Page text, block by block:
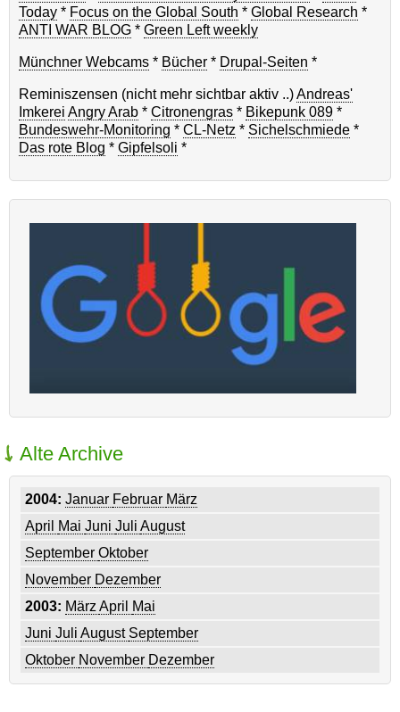
Today * Focus on the Global South * Global Research *
ANTI WAR BLOG * Green Left weekly
Münchner Webcams * Bücher * Drupal-Seiten *
Reminiszensen (nicht mehr sichtbar aktiv ..)Andreas'
Imkerei Angry Arab * Citronengras * Bikepunk 089 *
Bundeswehr-Monitoring * CL-Netz * Sichelschmiede *
Das rote Blog * Gipfelsoli *
Alte Archive
2004: Januar Februar März
April
Mai Juni Juli August
September Oktober
November Dezember
2003: März April
Mai
Juni Juli August September
Oktober November Dezember